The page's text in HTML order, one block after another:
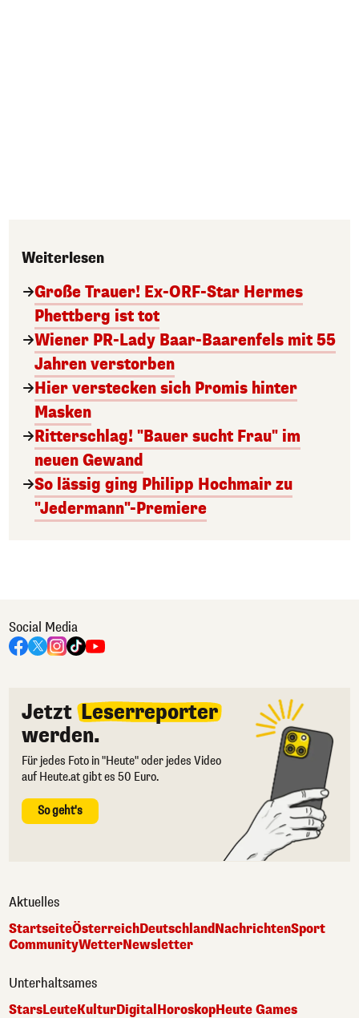
Weiterlesen
Große Trauer! Ex-ORF-Star Hermes
Phettberg ist tot
Wiener PR-Lady Baar-Baarenfels mit 55
Jahren verstorben
Hier verstecken sich Promis hinter
Masken
Ritterschlag! "Bauer sucht Frau" im
neuen Gewand
So lässig ging Philipp Hochmair zu
"Jedermann"-Premiere
Social Media
Jetzt Leserreporter
werden.
Für jedes Foto in "Heute" oder jedes Video
auf Heute.at gibt es 50 Euro.
So geht's
Aktuelles
StartseiteÖsterreichDeutschlandNachrichtenSport
CommunityWetterNewsletter
Unterhaltsames
StarsLeuteKulturDigital HoroskopHeute Games